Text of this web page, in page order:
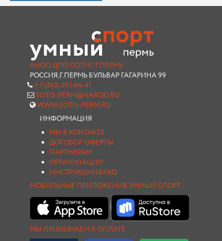
АНОО ДПО СОТИС Г.ПЕРМЬ
РОССИЯ,Г.ПЕРМЬ БУЛЬВАР ГАГАРИНА 99
+ 7 (342) 293-64-41
SOTIS-PERM@NAROD.RU
WWW.SOTIS-PERM.RU
ИНФОРМАЦИЯ
МЫ В КОНТАКТЕ
ДОГОВОР ОФЕРТЫ
ПАРТНЕРАМ
ОРГАНИЗАЦИИ
ИНСТРУКЦИИ&FAQ
МОБИЛЬНЫЕ ПРИЛОЖЕНИЯ УМНЫЙ СПОРТ
МЫ ПРИНИМАЕМ К ОПЛАТЕ